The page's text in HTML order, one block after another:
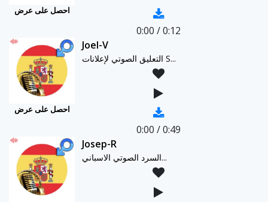
احصل على عرض
0:00 /0:12
احصل على عرض
Joel-V
التعليق الصوتي لإعلانات S...
0:00 /0:49
Josep-R
السرد الصوتي الاسباني...